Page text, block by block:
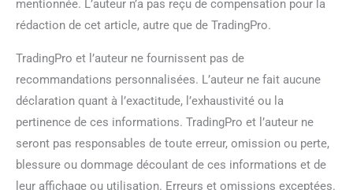
mentionnée. L’auteur n’a pas reçu de compensation pour la
rédaction de cet article, autre que de TradingPro.
TradingPro et l’auteur ne fournissent pas de
recommandations personnalisées. L’auteur ne fait aucune
déclaration quant à l’exactitude, l’exhaustivité ou la
pertinence de ces informations. TradingPro et l’auteur ne
seront pas responsables de toute erreur, omission ou perte,
blessure ou dommage découlant de ces informations et de
leur affichage ou utilisation. Erreurs et omissions exceptées.